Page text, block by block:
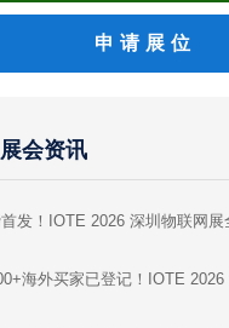
申请展位
展会资讯